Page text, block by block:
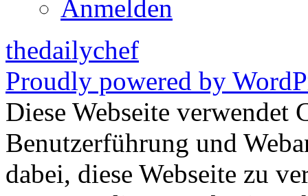
Anmelden
thedailychef
Proudly powered by
Diese Webseite verwendet
Benutzerführung und
dabei, diese Webseite zu